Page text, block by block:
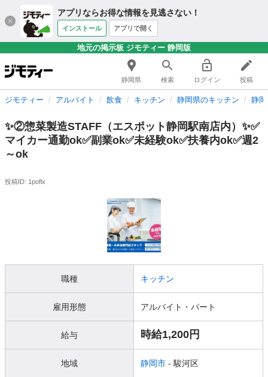
アプリならお得な情報を見逃さない！
インストール アプリで開く
地元の掲示板 ジモティー 静岡版
静岡県 検索 ログイン 投稿
ジモティー アルバイト 飲食 キッチン 静岡県のキッチン 静
✨②惣菜製造STAFF（エスポット静岡駅南店内）✨✅
マイカー通勤ok✅副業ok✅未経験ok✅扶養内ok✅週2
～ok
投稿ID: 1poflx
職種 キッチン
雇用形態 アルバイト・パート
給与 時給1,200円
地域 静岡市 - 駿河区